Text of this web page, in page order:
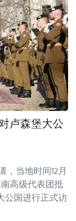
卢森堡大公
，当地时间12月
高级代表团抵
公国进行正式访